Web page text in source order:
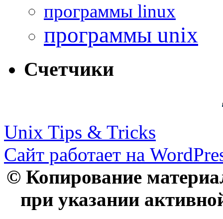
программы linux
программы unix
Счетчики
Unix Tips & Tricks
Сайт работает на
© Копирование
при указании